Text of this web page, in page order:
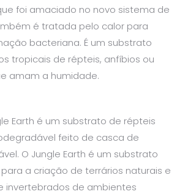
foi amaciado no novo sistema de
é tratada pelo calor para
bacteriana. É um substrato
tropicais de répteis, anfíbios ou
amam a humidade.
Earth é um substrato de répteis
feito de casca de
O Jungle Earth é um substrato
a criação de terrários naturais e
invertebrados de ambientes